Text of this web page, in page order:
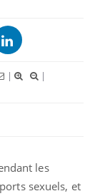
|
|
les
sexuels, et